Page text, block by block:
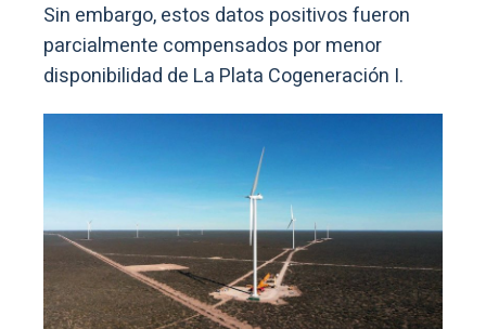
Sin embargo, estos datos positivos fueron
parcialmente compensados por menor
disponibilidad de La Plata Cogeneración I.